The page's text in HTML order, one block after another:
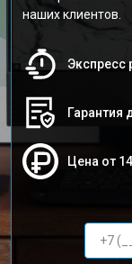
наших клиентов.
Экспресс
Гарантия
Цена от